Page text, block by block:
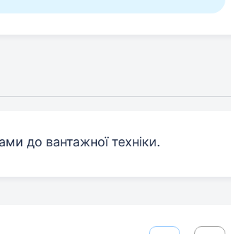
до вантажної техніки.